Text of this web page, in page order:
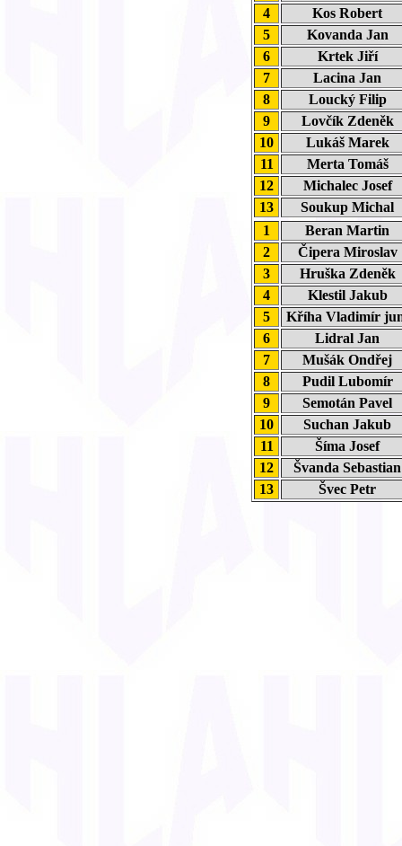
4
Kos Robert
5
Kovanda Jan
6
Krtek Jiří
7
Lacina Jan
8
Loucký Filip
9
Lovčík Zdeněk
10
Lukáš Marek
11
Merta Tomáš
12
Michalec Josef
13
Soukup Michal
1
Beran Martin
2
Čipera
3
Hruška Zdeněk
4
Klestil Jakub
5
Kříha Vladimír
6
Lidral Jan
7
Mušák Ondřej
8
Pudil Lubomír
9
Semotán Pavel
10
Suchan Jakub
11
Šíma Josef
12
Švanda
13
Švec Petr